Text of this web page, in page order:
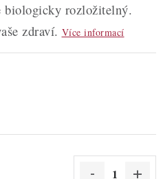
biologicky rozložitelný.
zdraví. Více informací